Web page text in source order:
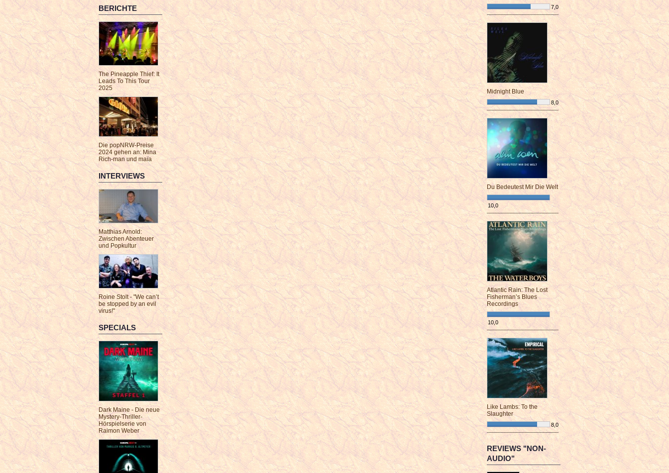
BERICHTE
The Pineapple Thief: It
Leads To This Tour
2025
Die popNRW-Preise
2024 gehen an: Mina
Rich-man und maïa
INTERVIEWS
Matthias Arnold:
Zwischen Abenteuer
und Popkultur
Roine Stolt - "We can’t
be stopped by an evil
virus!"
SPECIALS
Dark Maine - Die neue
Mystery-Thriller-
Hörspielserie von
Raimon Weber
7,0
¯¯¯¯¯¯¯¯¯¯¯¯¯¯¯¯¯¯¯¯¯¯¯¯
Midnight Blue
8,0
¯¯¯¯¯¯¯¯¯¯¯¯¯¯¯¯¯¯¯¯¯¯¯¯
Du Bedeutest Mir Die Welt
10,0
¯¯¯¯¯¯¯¯¯¯¯¯¯¯¯¯¯¯¯¯¯¯¯¯
Atlantic Rain: The Lost
Fisherman’s Blues
Recordings
10,0
¯¯¯¯¯¯¯¯¯¯¯¯¯¯¯¯¯¯¯¯¯¯¯¯
Like Lambs: To the
Slaughter
8,0
¯¯¯¯¯¯¯¯¯¯¯¯¯¯¯¯¯¯¯¯¯¯¯¯
REVIEWS "NON-
AUDIO"